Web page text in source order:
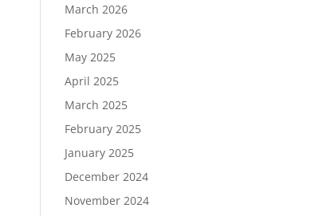
March 2026
February 2026
May 2025
April 2025
March 2025
February 2025
January 2025
December 2024
November 2024